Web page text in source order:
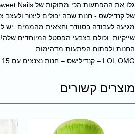
של קנדילשס.- חנות שבה יכולים ליצור ולעצב
מגיעה לעבודה בסוודר וחצאית מהממים. יש לה
שייקיות. וכולם בצבעי הפסטל המיוחדים
החנות ולפתוח הפתעות מדהימות
LOL OMG – קנדילישס – חנות נצנצים עם 15 הפתעות 35051503781
מוצרים קשורים